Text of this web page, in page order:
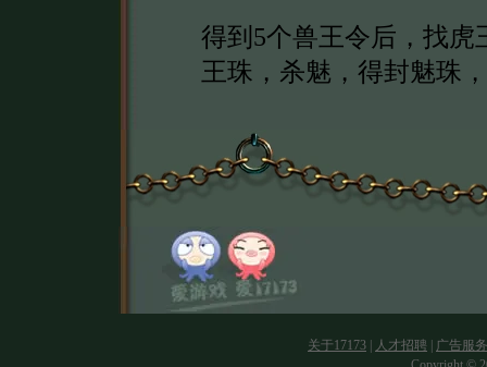
得到5个兽王令后，找虎
王珠，杀魅，得封魅珠
关于17173 人才招聘
广告服务